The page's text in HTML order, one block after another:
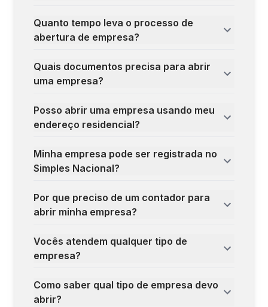
Quanto tempo leva o processo de
abertura de empresa?
Quais documentos precisa para abrir
uma empresa?
Posso abrir uma empresa usando meu
endereço residencial?
Minha empresa pode ser registrada no
Simples Nacional?
Por que preciso de um contador para
abrir minha empresa?
Vocês atendem qualquer tipo de
empresa?
Como saber qual tipo de empresa devo
abrir?